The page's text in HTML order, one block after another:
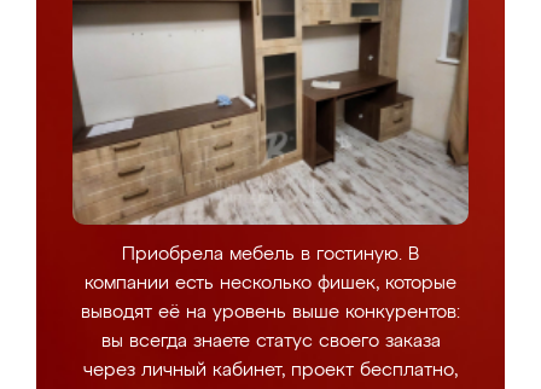
Приобрела мебель в гостиную. В
компании есть несколько фишек, которые
выводят её на уровень выше конкурентов:
вы всегда знаете статус своего заказа
через личный кабинет, проект бесплатно,